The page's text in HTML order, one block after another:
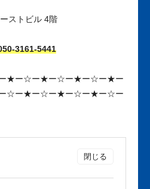
ストビル 4階
3161-5441
★ー☆ー★ー☆ー★ー☆ー★ー
☆ー★ー☆ー★ー☆ー★ー☆ー